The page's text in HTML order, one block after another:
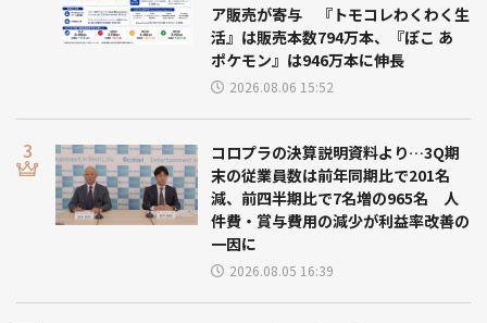
ア販売が寄与 『トモコレわくわく生
活』は販売本数794万本、『ぽこ あ
ポケモン』は946万本に伸長
2026.08.06 15:52
コロプラの決算説明資料より…3Q期
末の従業員数は前年同期比で201名
減、前四半期比で7名増の965名 人
件費・賞与費用の減少が利益率改善の
一因に
2026.08.05 16:39